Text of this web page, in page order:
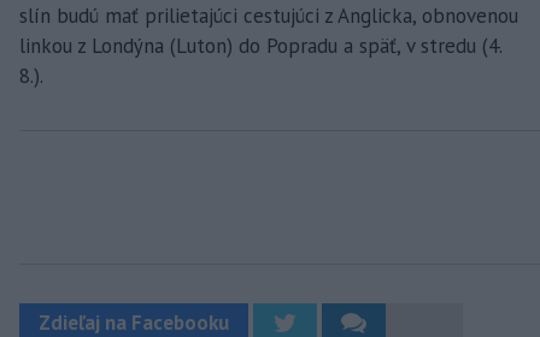
slín budú mať prilietajúci cestujúci z Anglicka, obnovenou
linkou z Londýna (Luton) do Popradu a späť, v stredu (4.
8.).
Zdieľaj na Facebooku